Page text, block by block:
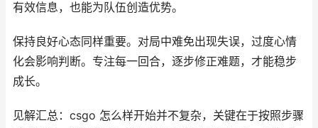
有效信息，也能为队伍创造优势。
保持良好心态同样重要。对局中难免出现失误，过度心情
化会影响判断。专注每一回合，逐步修正难题，才能稳步
成长。
见解汇总：csgo 怎么样开始并不复杂，关键在于按照步骤